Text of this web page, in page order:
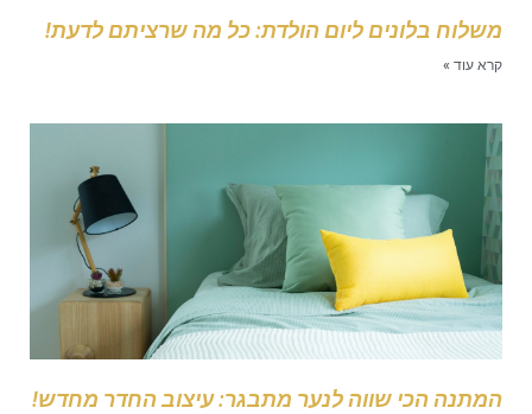
בלונים ליום הולדת: כל מה שרציתם לדעת!
עוד »
הכי שווה לנער מתבגר: עיצוב החדר מחדש!